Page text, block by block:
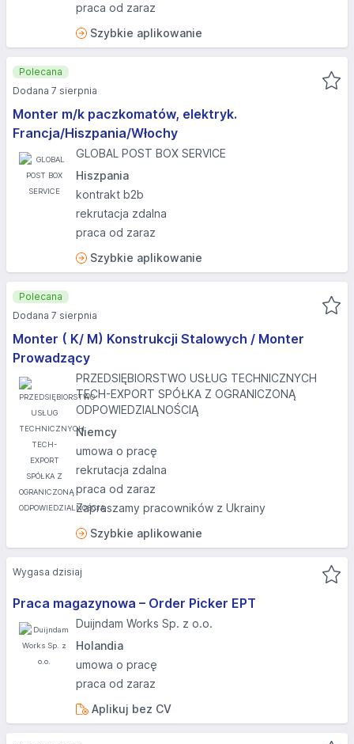
praca od zaraz
Szybkie aplikowanie
Monter m/k paczkomatów, elektryk.
Francja/Hiszpania/Włochy
GLOBAL POST BOX SERVICE
Hiszpania
kontrakt b2b
rekrutacja zdalna
praca od zaraz
Szybkie aplikowanie
Polecana
Dodana 7 sierpnia
Monter ( K/ M) Konstrukcji Stalowych / Monter
Prowadzący
PRZEDSIĘBIORSTWO USŁUG TECHNICZNYCH
TECH-EXPORT SPÓŁKA Z OGRANICZONĄ
ODPOWIEDZIALNOŚCIĄ
Niemcy
umowa o pracę
rekrutacja zdalna
praca od zaraz
Zapraszamy pracowników z Ukrainy
Szybkie aplikowanie
Polecana
Dodana 7 sierpnia
Praca magazynowa – Order Picker EPT
Duijndam Works Sp. z o.o.
Holandia
umowa o pracę
praca od zaraz
Aplikuj bez CV
Wygasa dzisiaj